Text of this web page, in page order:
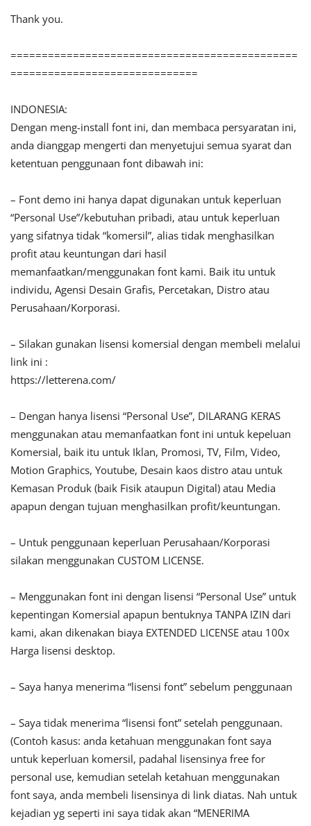
Thank you.
==============================================
==============================
INDONESIA:
Dengan meng-install font ini, dan membaca persyaratan ini,
anda dianggap mengerti dan menyetujui semua syarat dan
ketentuan penggunaan font dibawah ini:
– Font demo ini hanya dapat digunakan untuk keperluan
“Personal Use”/kebutuhan pribadi, atau untuk keperluan
yang sifatnya tidak “komersil”, alias tidak menghasilkan
profit atau keuntungan dari hasil
memanfaatkan/menggunakan font kami. Baik itu untuk
individu, Agensi Desain Grafis, Percetakan, Distro atau
Perusahaan/Korporasi.
– Silakan gunakan lisensi komersial dengan membeli melalui
link ini :
https://letterena.com/
– Dengan hanya lisensi “Personal Use”, DILARANG KERAS
menggunakan atau memanfaatkan font ini untuk kepeluan
Komersial, baik itu untuk Iklan, Promosi, TV, Film, Video,
Motion Graphics, Youtube, Desain kaos distro atau untuk
Kemasan Produk (baik Fisik ataupun Digital) atau Media
apapun dengan tujuan menghasilkan profit/keuntungan.
– Untuk penggunaan keperluan Perusahaan/Korporasi
silakan menggunakan CUSTOM LICENSE.
– Menggunakan font ini dengan lisensi “Personal Use” untuk
kepentingan Komersial apapun bentuknya TANPA IZIN dari
kami, akan dikenakan biaya EXTENDED LICENSE atau 100x
Harga lisensi desktop.
– Saya hanya menerima “lisensi font” sebelum penggunaan
– Saya tidak menerima “lisensi font” setelah penggunaan.
(Contoh kasus: anda ketahuan menggunakan font saya
untuk keperluan komersil, padahal lisensinya free for
personal use, kemudian setelah ketahuan menggunakan
font saya, anda membeli lisensinya di link diatas. Nah untuk
kejadian yg seperti ini saya tidak akan “MENERIMA